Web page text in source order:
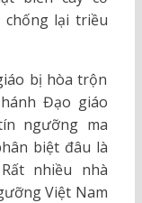
lại triều
bị hòa trộn
Đạo giáo
ngưỡng ma
biệt đâu là
nhiều nhà
Việt Nam